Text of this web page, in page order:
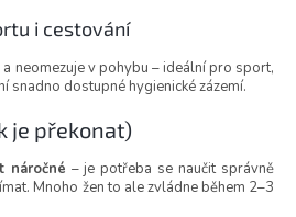
i cestování
neomezuje v pohybu – ideální pro sport,
snadno dostupné hygienické zázemí.
je překonat)
náročné – je potřeba se naučit správně
Mnoho žen to ale zvládne během 2–3